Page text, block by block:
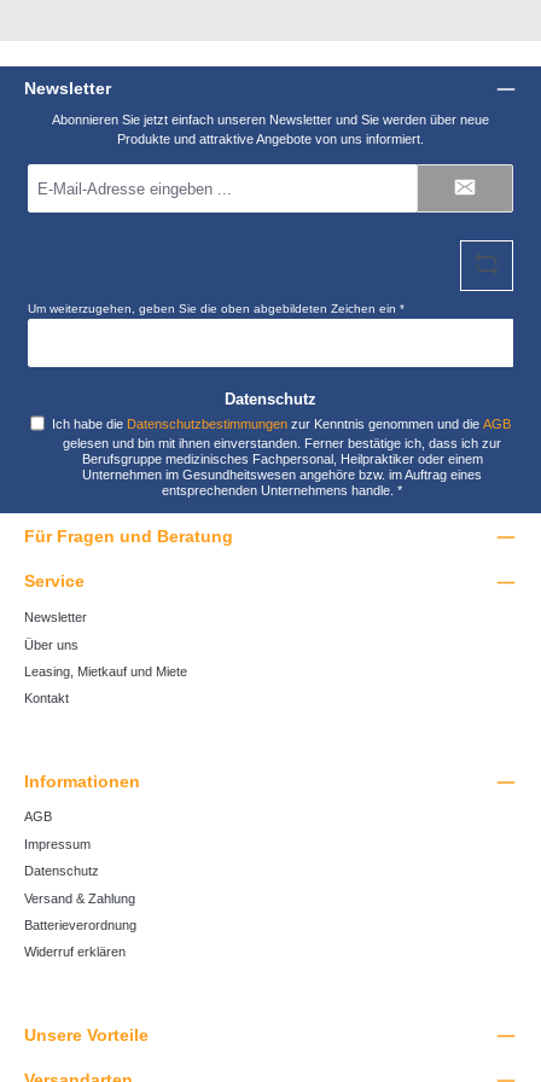
Newsletter
Abonnieren Sie jetzt einfach unseren Newsletter und Sie werden über neue
Produkte und attraktive Angebote von uns informiert.
Mail-
Um weiterzugehen, geben Sie die oben abgebildeten Zeichen ein*
Datenschutz
Ich habe die Datenschutzbestimmungen zur Kenntnis genommen und dieAGB
gelesen und bin mit ihnen einverstanden. Ferner bestätige ich, dass ich zur
Berufsgruppe medizinisches Fachpersonal, Heilpraktiker oder einem
Unternehmen im Gesundheitswesen angehöre bzw. im Auftrag eines
entsprechenden Unternehmens handle.*
Für Fragen und Beratung
Unsere Vorteile
Service
Newsletter
Über uns
Leasing, Mietkauf und Miete
Kontakt
Informationen
AGB
Impressum
Datenschutz
Versand & Zahlung
Batterieverordnung
Widerruf erklären